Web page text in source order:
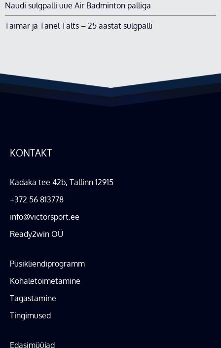
Naudi sulgpalli uue Air Badminton palliga
Taimar ja Tanel Talts – 25 aastat sulgpalli
KONTAKT
Kadaka tee 42b, Tallinn 12915
+372 56 813778
info@victorsport.ee
Ready2win OÜ
Püsikliendiprogramm
Kohaletoimetamine
Tagastamine
Tingimused
Edasimüüjad